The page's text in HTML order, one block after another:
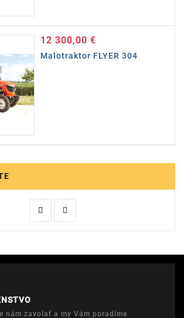
12 300,00 €Cena
Malotraktor FLYER 304
nám zavolať a my Vám poradíme